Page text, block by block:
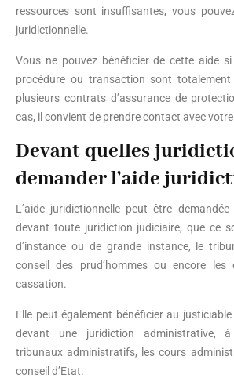
ressources sont insuffisantes, vous
juridictionnelle.
Vous ne pouvez bénéficier de cette aide
procédure ou transaction sont
plusieurs contrats d’assurance de
cas, il convient de prendre contact avec
Devant quelles
demander l’aide
L’aide juridictionnelle peut être
devant toute juridiction judiciaire, que ce
d’instance ou de grande instance, le
conseil des prud’hommes ou encore les
cassation.
Elle peut également bénéficier au
devant une juridiction administrative,
tribunaux administratifs, les cours
conseil d’Etat.